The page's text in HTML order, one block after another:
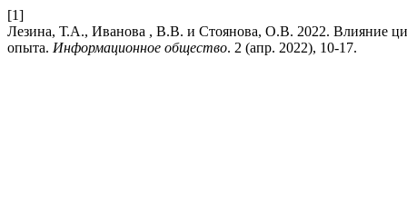
[1]
Лезина, Т.А., Иванова , В.В. и Стоянова, О.В. 2022. Влияние
опыта. Информационное общество. 2 (апр. 2022), 10-17.